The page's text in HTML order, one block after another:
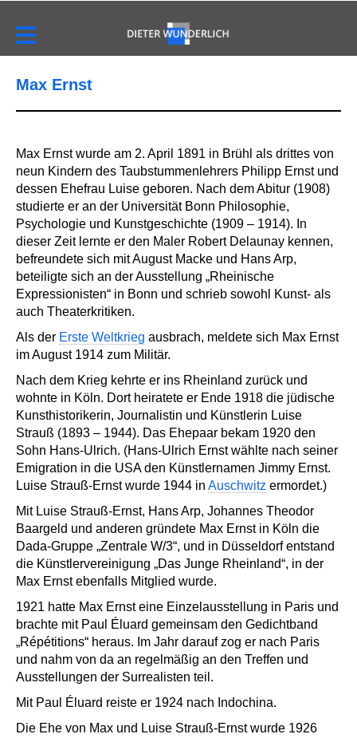
Max Ernst
Max Ernst wurde am 2. April 1891 in Brühl als drittes von
neun Kindern des Taubstummenlehrers Philipp Ernst und
dessen Ehefrau Luise geboren. Nach dem Abitur (1908)
studierte er an der Universität Bonn Philosophie,
Psychologie und Kunstgeschichte (1909 – 1914). In
dieser Zeit lernte er den Maler Robert Delaunay kennen,
befreundete sich mit August Macke und Hans Arp,
beteiligte sich an der Ausstellung „Rheinische
Expressionisten“ in Bonn und schrieb sowohl Kunst- als
auch Theaterkritiken.
Als der Erste Weltkrieg ausbrach, meldete sich Max Ernst
im August 1914 zum Militär.
Nach dem Krieg kehrte er ins Rheinland zurück und
wohnte in Köln. Dort heiratete er Ende 1918 die jüdische
Kunsthistorikerin, Journalistin und Künstlerin Luise
Strauß (1893 – 1944). Das Ehepaar bekam 1920 den
Sohn Hans-Ulrich. (Hans-Ulrich Ernst wählte nach seiner
Emigration in die USA den Künstlernamen Jimmy Ernst.
Luise Strauß-Ernst wurde 1944 in Auschwitz ermordet.)
Mit Luise Strauß-Ernst, Hans Arp, Johannes Theodor
Baargeld und anderen gründete Max Ernst in Köln die
Dada-Gruppe „Zentrale W/3“, und in Düsseldorf entstand
die Künstlervereinigung „Das Junge Rheinland“, in der
Max Ernst ebenfalls Mitglied wurde.
1921 hatte Max Ernst eine Einzelausstellung in Paris und
brachte mit Paul Éluard gemeinsam den Gedichtband
„Répétitions“ heraus. Im Jahr darauf zog er nach Paris
und nahm von da an regelmäßig an den Treffen und
Ausstellungen der Surrealisten teil.
Mit Paul Éluard reiste er 1924 nach Indochina.
Die Ehe von Max und Luise Strauß-Ernst wurde 1926